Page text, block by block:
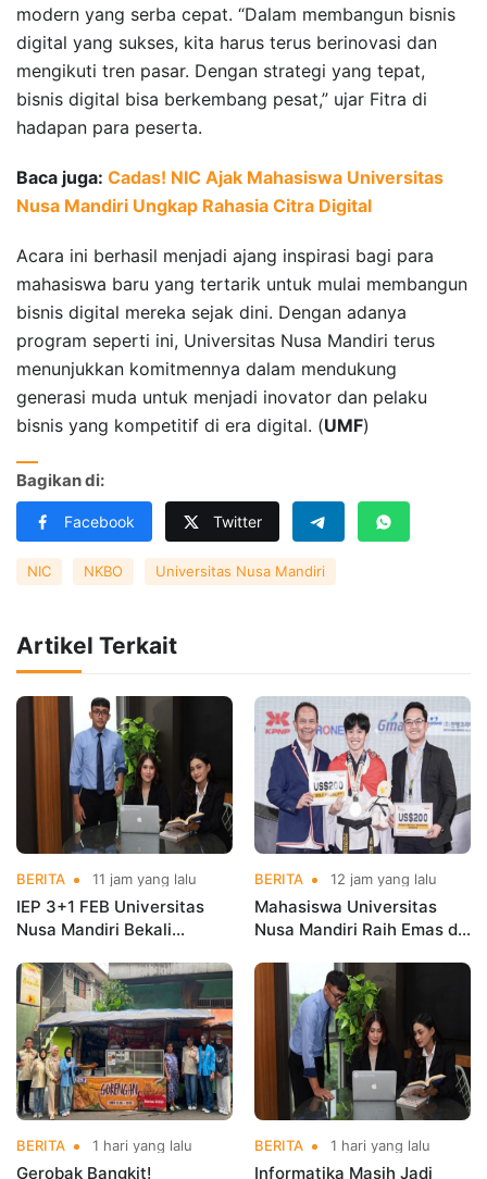
modern yang serba cepat. “Dalam membangun bisnis
digital yang sukses, kita harus terus berinovasi dan
mengikuti tren pasar. Dengan strategi yang tepat,
bisnis digital bisa berkembang pesat,” ujar Fitra di
hadapan para peserta.
Baca juga: Cadas! NIC Ajak Mahasiswa Universitas
Nusa Mandiri Ungkap Rahasia Citra Digital
Acara ini berhasil menjadi ajang inspirasi bagi para
mahasiswa baru yang tertarik untuk mulai membangun
bisnis digital mereka sejak dini. Dengan adanya
program seperti ini, Universitas Nusa Mandiri terus
menunjukkan komitmennya dalam mendukung
generasi muda untuk menjadi inovator dan pelaku
bisnis yang kompetitif di era digital. (UMF)
Bagikan di:
Facebook Twitter
NIC NKBO Universitas Nusa Mandiri
Artikel Terkait
BERITA 11 jam yang lalu
IEP 3+1 FEB Universitas
Nusa Mandiri Bekali
Kerja Sebelum Lulus
BERITA 12 jam yang lalu
Mahasiswa Universitas
Nusa Mandiri Raih Emas di
Indonesia Open
Championships 2026
BERITA 1 hari yang lalu
Gerobak Bangkit!
BERITA 1 hari yang lalu
Informatika Masih Jadi